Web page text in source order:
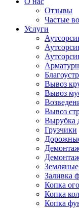
Отзывы
Частые
Услуги
Вывоз
Вывоз
Вывоз
Вырубка
Грузчики
Заливка
Копка
Копка
Копка